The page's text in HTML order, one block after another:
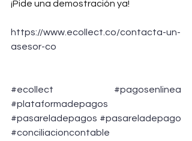
¡Pide una demostración ya!
https://www.ecollect.co/contacta-un-
asesor-co
#ecollect
#pagosenlinea
#plataformadepagos
#pasareladepagos #pasareladepago
#conciliacioncontable